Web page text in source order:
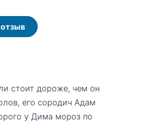
стоит дороже, чем он
его сородич Адам
у Дима мороз по